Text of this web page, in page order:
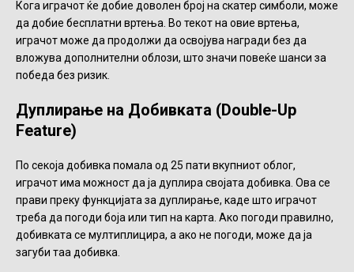
Кога играчот ќе добие доволен број на скатер симболи, може
да добие бесплатни вртења. Во текот на овие вртења,
играчот може да продолжи да освојува награди без да
вложува дополнителни облози, што значи повеќе шанси за
победа без ризик.
Дуплирање на Добивката (Double-Up
Feature)
По секоја добивка помала од 25 пати вкупниот облог,
играчот има можност да ја дуплира својата добивка. Ова се
прави преку функцијата за дуплирање, каде што играчот
треба да погоди боја или тип на карта. Ако погоди правилно,
добивката се мултиплицира, а ако не погоди, може да ја
загуби таа добивка.